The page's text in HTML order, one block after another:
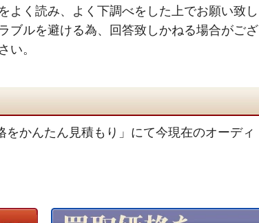
よく読み、よく下調べをした上でお願い致し
ブルを避ける為、回答致しかねる場合がござ
い。
かんたん見積もり」にて今現在のオーディ